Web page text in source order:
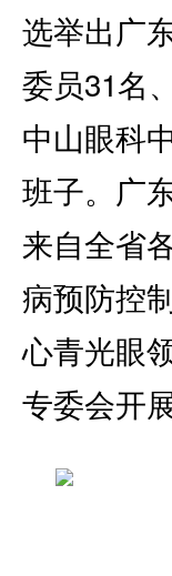
选举出广
委员31名
中山眼科
班子。广
来自全省
病预防控
心青光眼
专委会开